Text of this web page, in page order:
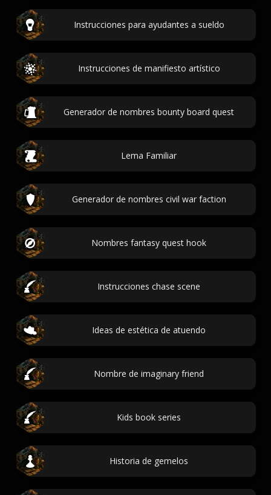
Instrucciones para ayudantes a sueldo
Instrucciones de manifiesto artístico
Generador de nombres bounty board quest
Lema Familiar
Generador de nombres civil war faction
Nombres fantasy quest hook
Instrucciones chase scene
Ideas de estética de atuendo
Nombre de imaginary friend
Kids book series
Historia de gemelos